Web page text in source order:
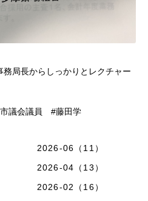
局長からしっかりとレクチャー
議会議員 #藤田学
2026-06（11）
2026-04（13）
2026-02（16）